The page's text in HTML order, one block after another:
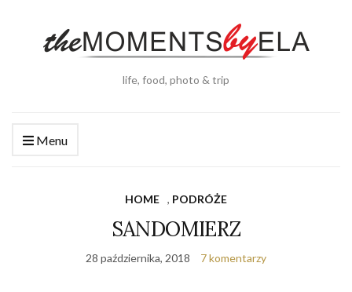
life, food, photo & trip
Menu
HOME , PODRÓŻE
SANDOMIERZ
28 października, 2018 7 komentarzy